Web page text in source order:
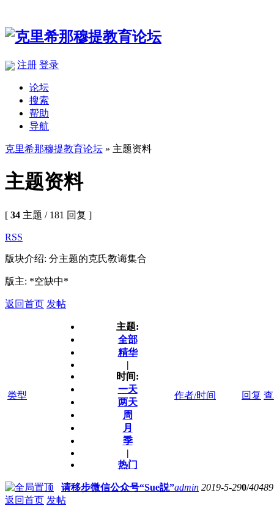
注册 登录
论坛
搜索
帮助
导航
克里希那穆提教育论坛 » 主题资料
主题资料
[ 34 主题 / 181 回复 ]
RSS
版块介绍: 分主题的克氏教诲集合
版主: *空缺中*
返回首页 发帖
类型
主题:
全部
精华
|
时间:
一天
两天
周
月
季
|
热门
作者/时间 回复
请移步微信公众号“Sue説”admin 2019-5-290/40489
返回首页 发帖